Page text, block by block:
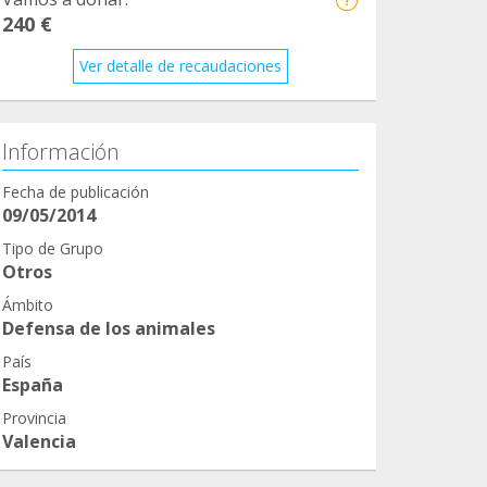
240 €
Ver detalle de recaudaciones
Información
Fecha de publicación
09/05/2014
Tipo de Grupo
Otros
Ámbito
Defensa de los animales
País
España
Provincia
Valencia